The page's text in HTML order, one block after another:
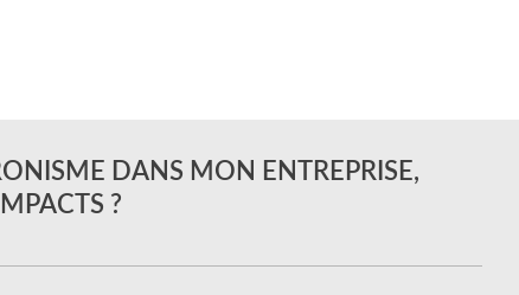
DANS MON ENTREPRISE,
?